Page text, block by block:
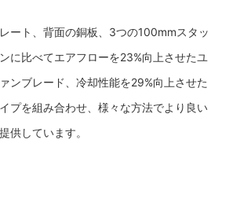
ート、背面の銅板、3つの100mmスタッ
に比べてエアフローを23%向上させたユ
ンブレード、冷却性能を29%向上させた
プを組み合わせ、様々な方法でより良い
供しています。